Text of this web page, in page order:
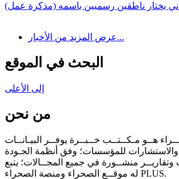
يختار ناطقين رسميين باسمه (مذكرة عمل)
عرض المزيد من الأخبار...
البحث في الموقع
إلى الأعلى
من نحن
هــو مـكــتــب خــبــرة يوفــر البيـانــات
والاستشارات للمؤسسات؛ وفق أنظمة الجـودة
وتقاريــر منشــورة في جميع المجــالات؛ يتبع
له موقــع الصحراء ومنصة الصحراء PLUS.